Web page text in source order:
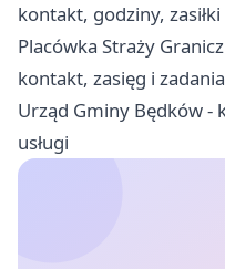
kontakt, godziny,
Placówka Straży
kontakt, zasięg i zadania
Urząd Gminy Będków -
usługi